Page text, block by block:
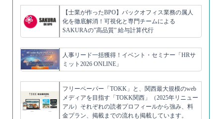
【士業が作ったBPO】バックオフィス業務の属人
化を徹底解消！可視化と専門チームによる
SAKURAの”高品質” 給与計算代行
人事リード一括獲得！イベント・セミナー「HRサ
ミット2026 ONLINE」
フリーペーパー「TOKK」と、関西最大規模のweb
メディアを目指す「TOKK関西」（2025年リニュー
アル）それぞれの読者プロフィールから強み、料
金プラン、掲載までの流れも掲載しています。